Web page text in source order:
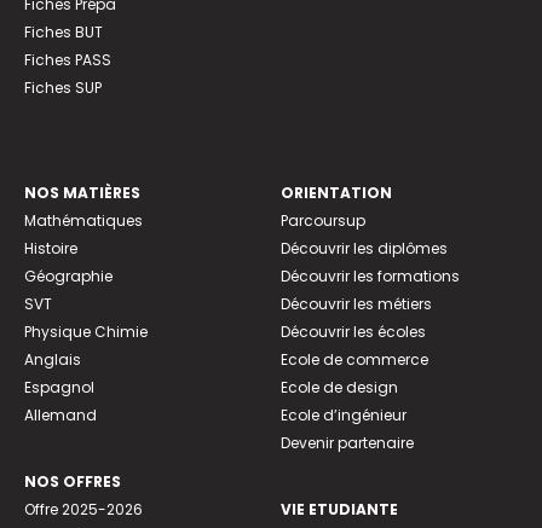
Fiches Prépa
Fiches BUT
Fiches PASS
Fiches SUP
NOS MATIÈRES
Mathématiques
Histoire
Géographie
SVT
Physique Chimie
Anglais
Espagnol
Allemand
NOS OFFRES
Offre 2025-2026
ORIENTATION
Parcoursup
Découvrir les diplômes
Découvrir les formations
Découvrir les métiers
Découvrir les écoles
Ecole de commerce
Ecole de design
Ecole d’ingénieur
Devenir partenaire
VIE ETUDIANTE